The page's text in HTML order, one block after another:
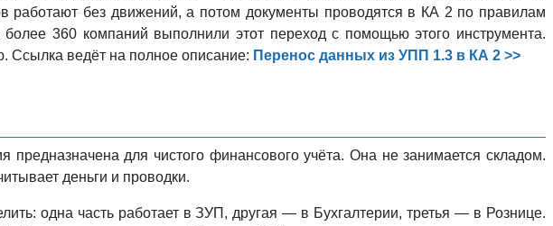
работают без движений, а потом документы проводятся в КА 2 по правилам
360 компаний выполнили этот переход с помощью этого инструмента.
Ссылка ведёт на полное описание: Перенос данных из УПП 1.3 в КА 2 >>
предназначена для чистого финансового учёта. Она не занимается складом.
деньги и проводки.
одна часть работает в ЗУП, другая — в Бухгалтерии, третья — в Рознице.